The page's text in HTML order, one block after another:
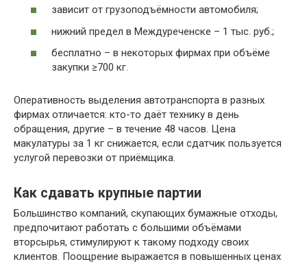
зависит от грузоподъёмности автомобиля;
нижний предел в Междуреченске – 1 тыс. руб.;
бесплатно – в некоторых фирмах при объёме
закупки ≥700 кг.
Оперативность выделения автотранспорта в разных
фирмах отличается: кто-то даёт технику в день
обращения, другие – в течение 48 часов. Цена
макулатуры за 1 кг снижается, если сдатчик пользуется
услугой перевозки от приёмщика.
Как сдавать крупные партии
Большинство компаний, скупающих бумажные отходы,
предпочитают работать с большими объёмами
вторсырья, стимулируют к такому подходу своих
клиентов. Поощрение выражается в повышенных ценах